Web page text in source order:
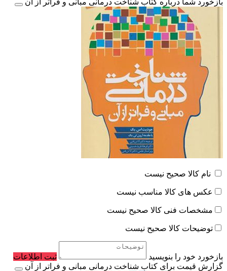
نام کالا صحیح نیست
عکس های کالا مناسب نیست
مشخصات فنی کالا صحیح نیست
توضیحات کالا صحیح نیست
بازخورد خود را بنویسید
ثبت اطلاعات
گزارش قیمت برای کتاب شناخت درمانی مبانی و فراتر از آن